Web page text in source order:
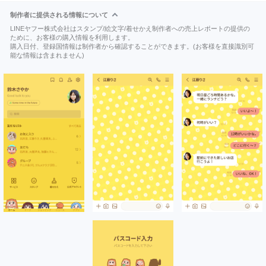
制作者に提供される情報について
LINEヤフー株式会社はスタンプ/絵文字/着せかえ制作者への売上レポートの提供の
ために、お客様の購入情報を利用します。
購入日付、登録国情報は制作者から確認することができます。(お客様を直接識別可
能な情報は含まれません)